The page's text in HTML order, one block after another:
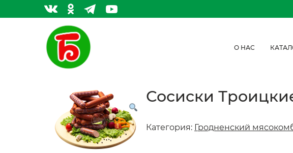
О НАС
Сосиски
Категория: Гродненский